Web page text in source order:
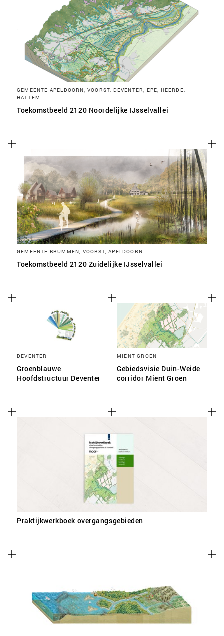
GEMEENTE APELDOORN, VOORST, DEVENTER, EPE, HEERDE,
HATTEM
Toekomstbeeld 2120 Noordelijke IJsselvallei
GEMEENTE BRUMMEN, VOORST, APELDOORN
Toekomstbeeld 2120 Zuidelijke IJsselvallei
DEVENTER
Groenblauwe
Hoofdstructuur Deventer
MIENT GROEN
Gebiedsvisie Duin-Weide
corridor Mient Groen
Praktijkwerkboek overgangsgebieden
SLA VOORKEUREN OP